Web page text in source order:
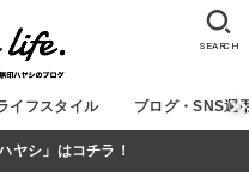
イフスタイル ブログ・SNS運
SEARCH
ヤシ」はコチラ！